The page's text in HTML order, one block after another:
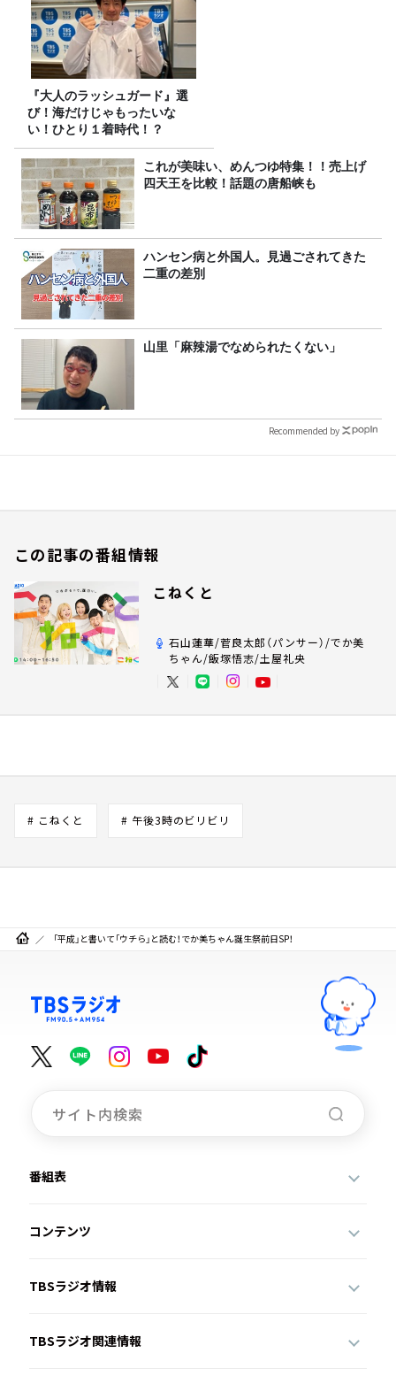
『大人のラッシュガード』選
び！海だけじゃもったいな
い！ひとり１着時代！？
これが美味い、めんつゆ特集！！売上げ
四天王を比較！話題の唐船峡も
ハンセン病と外国人。見過ごされてきた
二重の差別
山里「麻辣湯でなめられたくない」
Recommended by
この記事の番組情報
こねくと
石山蓮華/菅良太郎（パンサー）/でか美
ちゃん/飯塚悟志/土屋礼央
# こねくと # 午後3時のビリビリ
「平成」と書いて「ウチら」と読む！でか美ちゃん誕生祭前日SP！
番組表
コンテンツ
TBSラジオ情報
TBSラジオ関連情報